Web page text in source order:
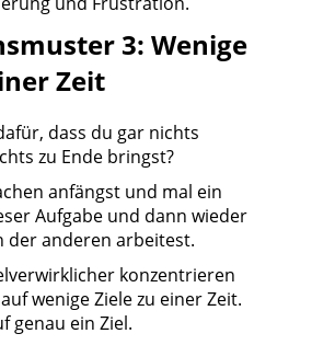
3: Wenige
Zeit
dass du gar nichts
zu Ende bringst?
anfängst und mal ein
Aufgabe und dann wieder
der anderen arbeitest.
konzentrieren
wenige Ziele zu einer Zeit.
genau ein Ziel.